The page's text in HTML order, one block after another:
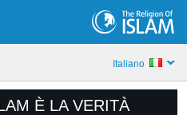
Italiano
È LA VERITÀ